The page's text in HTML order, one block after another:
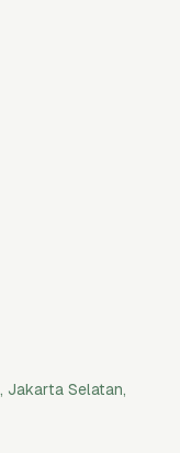
, Jakarta Selatan,